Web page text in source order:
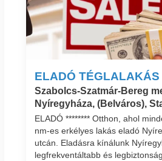
ELADÓ TÉGLALAKÁS
Szabolcs-Szatmár-Bereg
Nyíregyháza, (Belváros),
ELADÓ ******** Otthon, ahol
nm-es erkélyes lakás eladó
utcán. Eladásra kínálunk
legfrekventáltabb és